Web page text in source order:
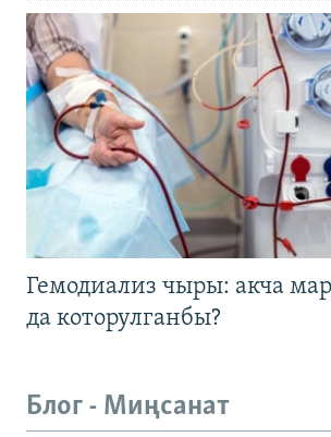
Гемодиализ чыры: акча
да которулганбы?
Блог - Миңсанат